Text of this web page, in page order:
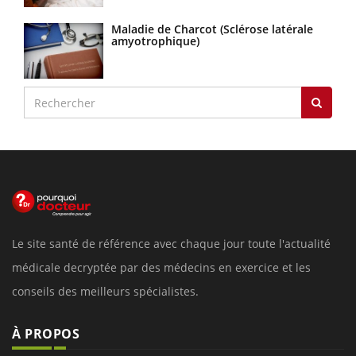
Maladie de Charcot (Sclérose latérale
amyotrophique)
Le site santé de référence avec chaque jour toute l'actualité
médicale decryptée par des médecins en exercice et les
conseils des meilleurs spécialistes.
À PROPOS